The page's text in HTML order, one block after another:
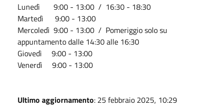
Lunedì 9:00 - 13:00 / 16:30 - 18:30
Martedì 9:00 - 13:00
Mercoledì 9:00 - 13:00 / Pomeriggio solo su
appuntamento dalle 14:30 alle 16:30
Giovedì 9:00 - 13:00
Venerdì 9:00 - 13:00
Ultimo aggiornamento: 25 febbraio 2025, 10:29